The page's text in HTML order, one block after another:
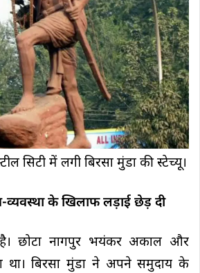
सिटी में लगी बिरसा मुंडा की स्टेच्यू।
व्यवस्था के खिलाफ लड़ाई छेड़ दी
छोटा नागपुर भयंकर अकाल और
था। बिरसा मुंडा ने अपने समुदाय के